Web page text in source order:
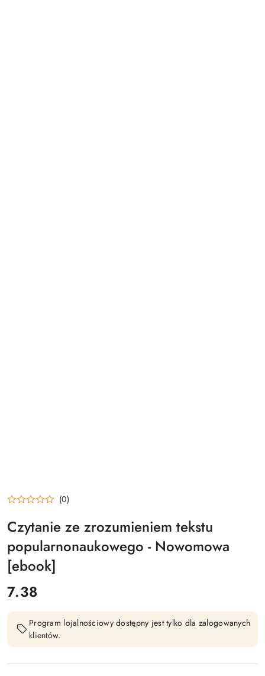
(0)
Czytanie ze zrozumieniem tekstu
popularnonaukowego - Nowomowa
[ebook]
cena:
7.38
Program lojalnościowy dostępny jest tylko dla zalogowanych
klientów.